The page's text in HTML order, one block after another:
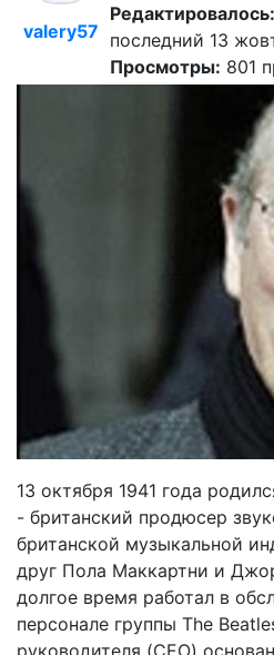
valery57
Редактировалось:
последний 13
Просмотры: 801
13 октября 1941 года
- британский продюсер
британской музыкальной
друг Пола Маккартни и
долгое время работал в
персонале группы The
руководителя (CEO)